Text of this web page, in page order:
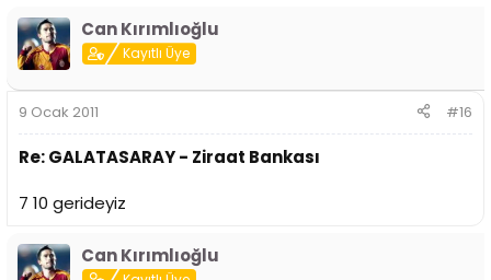
Can Kırımlıoğlu
Kayıtlı Üye
9 Ocak 2011 #16
Re: GALATASARAY - Ziraat Bankası
7 10 gerideyiz
Can Kırımlıoğlu